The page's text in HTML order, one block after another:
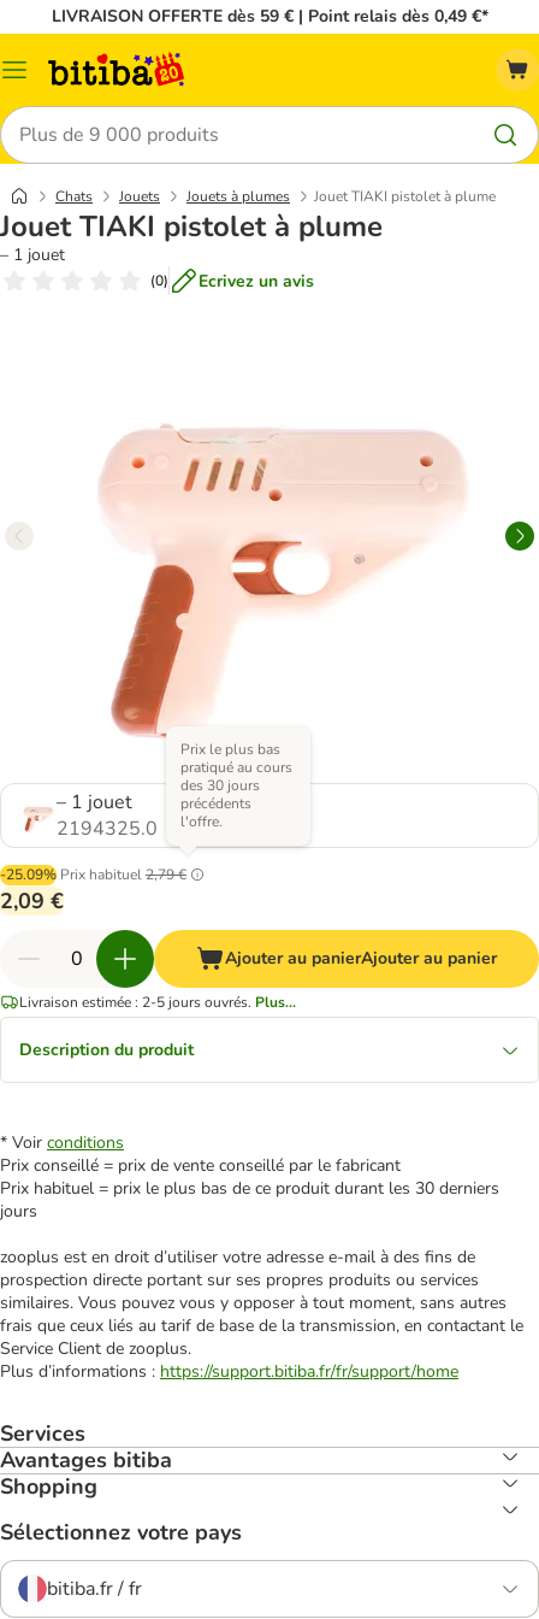
LIVRAISON OFFERTE dès 59 € | Point relais dès 0,49 €*
Menu
Rechercher
Chats Jouets Jouets à plumes Jouet TIAKI pistolet à plume
Jouet TIAKI pistolet à plume
– 1 jouet
(0) Ecrivez un avis
– 1 jouet
2194325.0
-25.09% Prix habituel2,79 €
Prix le plus bas
pratiqué au cours
des 30 jours
précédents
l'offre.
2,09 €
Ajouter au panierAjouter au panier
Livraison estimée : 2-5 jours ouvrés. Plus...
Description du produit
* Voir conditions
Prix conseillé = prix de vente conseillé par le fabricant
Prix habituel = prix le plus bas de ce produit durant les 30 derniers
jours
zooplus est en droit d’utiliser votre adresse e‑mail à des fins de
prospection directe portant sur ses propres produits ou services
similaires. Vous pouvez vous y opposer à tout moment, sans autres
frais que ceux liés au tarif de base de la transmission, en contactant le
Service Client de zooplus.
Plus d’informations : https://support.bitiba.fr/fr/support/home
Services
Avantages bitiba
Shopping
Sélectionnez votre pays
bitiba.fr / fr